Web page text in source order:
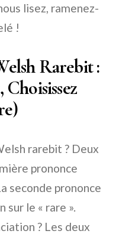
lisez, ramenez-
!
Rarebit :
rarebit ? Deux
prononce
seconde prononce
sur le « rare ».
? Les deux